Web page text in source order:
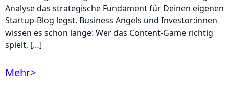
Analyse das strategische Fundament für Deinen eigenen
Startup-Blog legst. Business Angels und Investor:innen
wissen es schon lange: Wer das Content-Game richtig
spielt, […]
Mehr>